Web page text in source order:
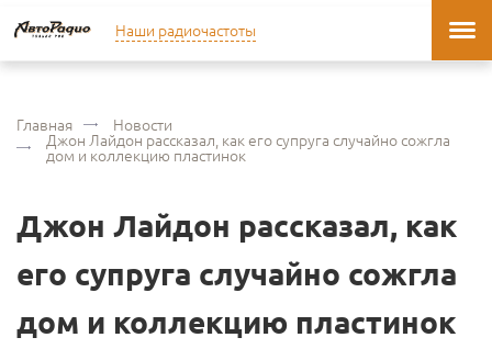
Наши радиочастоты
Главная Новости
Джон Лайдон рассказал, как его супруга случайно сожгла
дом и коллекцию пластинок
Джон Лайдон рассказал, как
его супруга случайно сожгла
дом и коллекцию пластинок